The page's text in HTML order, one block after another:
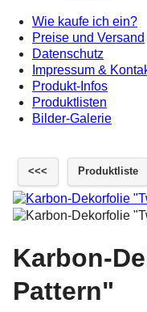
Wie kaufe ich ein?
Preise und Versand
Datenschutz
Impressum &
Produkt-Infos
Produktlisten
Bilder-Galerie
<<< Produktliste
Karbon-
Pattern"